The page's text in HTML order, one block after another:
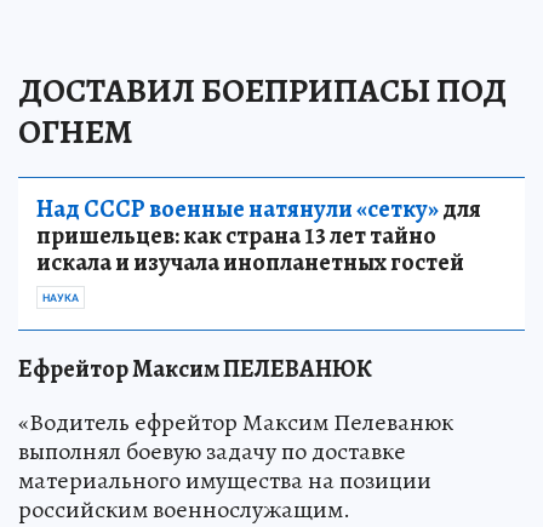
ДОСТАВИЛ БОЕПРИПАСЫ ПОД
ОГНЕМ
Над СССР военные натянули «сетку»для
пришельцев: как страна 13 лет тайно
искала и изучала инопланетных гостей
НАУКА
Ефрейтор Максим ПЕЛЕВАНЮК
«Водитель ефрейтор Максим Пелеванюк
выполнял боевую задачу по доставке
материального имущества на позиции
российским военнослужащим.